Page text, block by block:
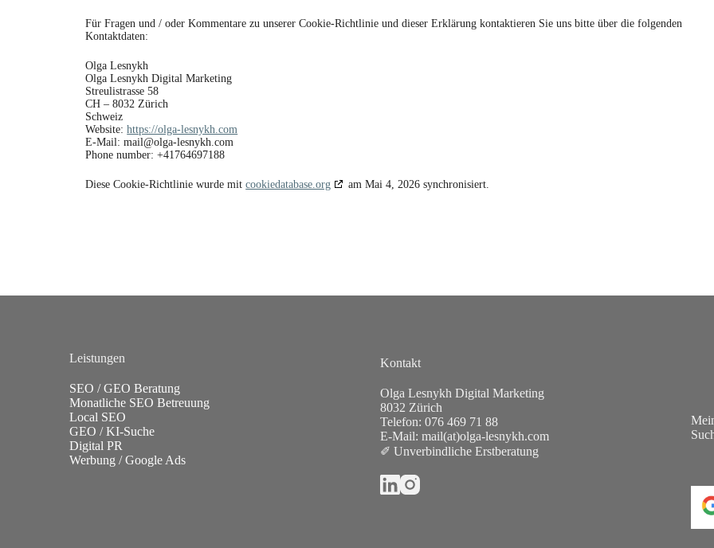
Für Fragen und / oder Kommentare zu unserer Cookie-Richtlinie und dieser Erklärung kontaktieren Sie uns bitte über die folgenden
Kontaktdaten:
Olga Lesnykh
Olga Lesnykh Digital Marketing
Streulistrasse 58
CH – 8032 Zürich
Schweiz
Website:https://olga-lesnykh.com
E-Mail:mail@olga-lesnykh.com
Phone number: +41764697188
Diese Cookie-Richtlinie wurde mitcookiedatabase.org am Mai 4, 2026 synchronisiert.
Leistungen
SEO / GEO Beratung
Monatliche SEO Betreuung
Local SEO
GEO / KI-Suche
Digital PR
Werbung / Google Ads
Kontakt
Olga Lesnykh Digital Marketing
8032 Zürich
Telefon:076 469 71 88
E-Mail:mail(at)olga-lesnykh.com
✐ Unverbindliche Erstberatung